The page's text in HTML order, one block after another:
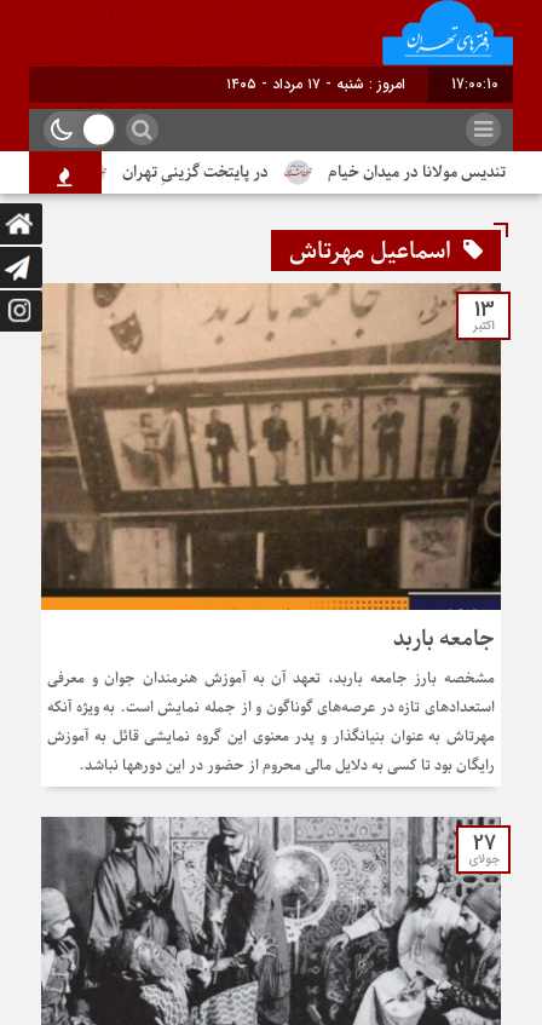
17:00:11 برابر با : Saturday - 8 August - 2026
تندیس مولانا در میدان خیام در پایتخت گزینیِ تهران دومین
اسماعیل مهرتاش
13
اکتبر
جامعه باربد
مشخصه بارز جامعه باربد، تعهد آن به آموزش هنرمندان جوان و معرفی
استعدادهای تازه در عرصه‌های گوناگون و از جمله نمایش است. به ویژه آنکه
مهرتاش به عنوان بنیانگذار و پدر معنوی این گروه نمایشی قائل به آموزش
رایگان بود تا کسی به دلایل مالی محروم از حضور در این دورهها نباشد.
27
جولای